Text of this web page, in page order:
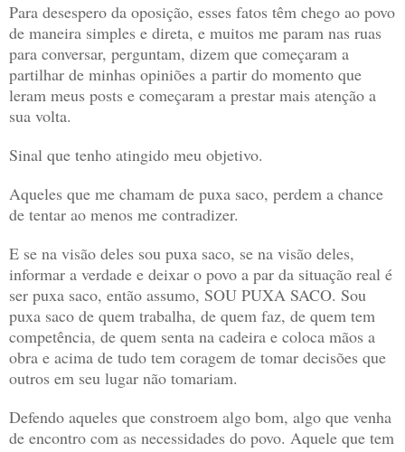
Para desespero da oposição, esses fatos têm chego ao povo
de maneira simples e direta, e muitos me param nas ruas
para conversar, perguntam, dizem que começaram a
partilhar de minhas opiniões a partir do momento que
leram meus posts e começaram a prestar mais atenção a
sua volta.
Sinal que tenho atingido meu objetivo.
Aqueles que me chamam de puxa saco, perdem a chance
de tentar ao menos me contradizer.
E se na visão deles sou puxa saco, se na visão deles,
informar a verdade e deixar o povo a par da situação real é
ser puxa saco, então assumo, SOU PUXA SACO. Sou
puxa saco de quem trabalha, de quem faz, de quem tem
competência, de quem senta na cadeira e coloca mãos a
obra e acima de tudo tem coragem de tomar decisões que
outros em seu lugar não tomariam.
Defendo aqueles que constroem algo bom, algo que venha
de encontro com as necessidades do povo. Aquele que tem